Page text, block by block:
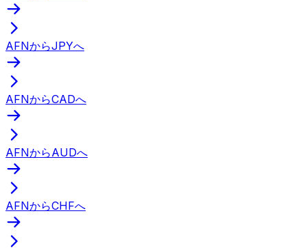
AFNからJPYへ
AFNからCADへ
AFNからAUDへ
AFNからCHFへ